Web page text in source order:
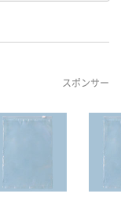
スポンサー